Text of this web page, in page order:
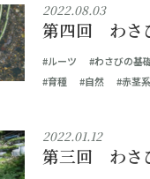
2022.08.03
第四回 わさ
#ルーツ #わさびの基
#育種
#自然 #赤茎系
2022.01.12
第三回 わさ